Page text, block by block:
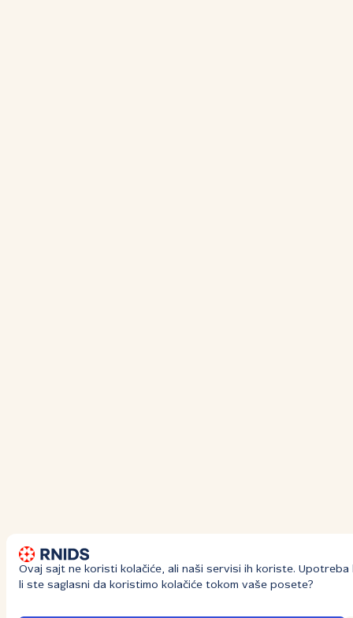
Ovaj sajt ne koristi kolačiće, ali naši servisi ih koriste. Upotreba
li ste saglasni da koristimo kolačiće tokom vaše posete?